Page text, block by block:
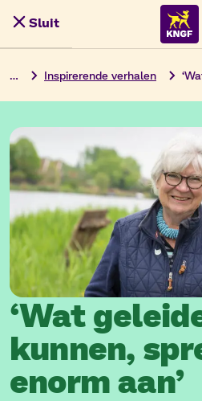
naar
inhoud
Menu
Sluit
… Inspirerende verhalen
‘Wat
kunnen,
enorm aan’